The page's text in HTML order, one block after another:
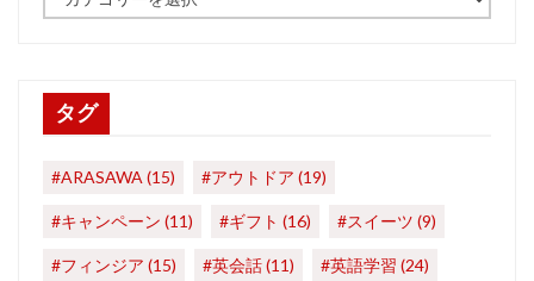
テ
タグ
#ARASAWA(15) #アウトドア (19)
#キャンペーン (11) #ギフト (16) #スイーツ (9)
#フィンジア (15) #英会話(11) #英語学習 (24)